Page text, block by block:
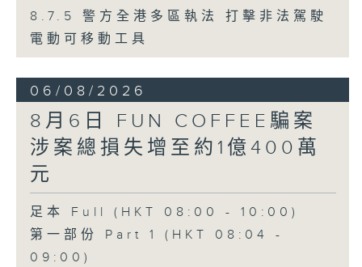
8.7.5 警方全港多區執法 打擊非法駕駛
電動可移動工具
06/08/2026
8月6日 FUN COFFEE騙案
涉案總損失增至約1億400萬
元
足本 Full (HKT 08:00 - 10:00)
第一部份 Part 1 (HKT 08:04 -
09:00)